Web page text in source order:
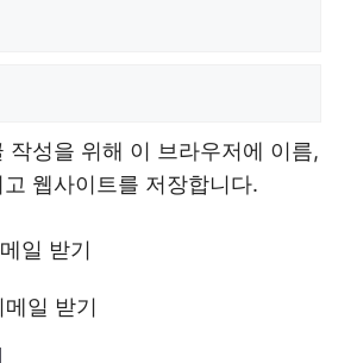
작성을 위해 이 브라우저에 이름,
웹사이트를 저장합니다.
일 받기
일 받기